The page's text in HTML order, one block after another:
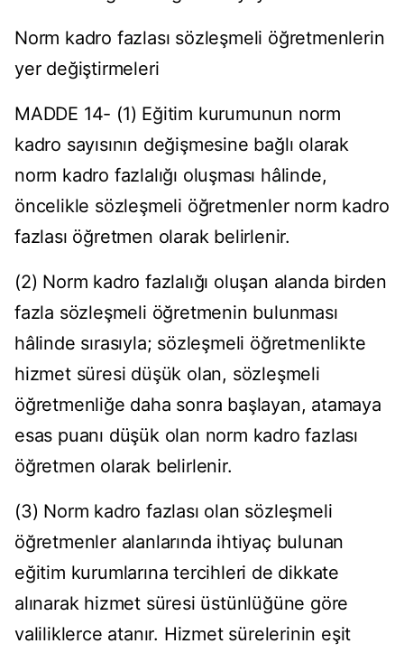
Norm kadro fazlası sözleşmeli öğretmenlerin
yer değiştirmeleri
MADDE 14- (1) Eğitim kurumunun norm
kadro sayısının değişmesine bağlı olarak
norm kadro fazlalığı oluşması hâlinde,
öncelikle sözleşmeli öğretmenler norm kadro
fazlası öğretmen olarak belirlenir.
(2) Norm kadro fazlalığı oluşan alanda birden
fazla sözleşmeli öğretmenin bulunması
hâlinde sırasıyla; sözleşmeli öğretmenlikte
hizmet süresi düşük olan, sözleşmeli
öğretmenliğe daha sonra başlayan, atamaya
esas puanı düşük olan norm kadro fazlası
öğretmen olarak belirlenir.
(3) Norm kadro fazlası olan sözleşmeli
öğretmenler alanlarında ihtiyaç bulunan
eğitim kurumlarına tercihleri de dikkate
alınarak hizmet süresi üstünlüğüne göre
valiliklerce atanır. Hizmet sürelerinin eşit